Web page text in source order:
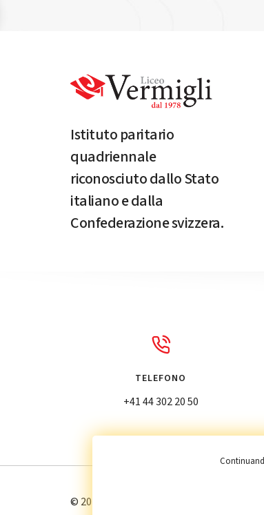
Istituto paritario
quadriennale
riconosciuto dallo Stato
italiano e dalla
Confederazione svizzera.
TELEFONO
+41 44 302 20 50
© 2024 Designed by